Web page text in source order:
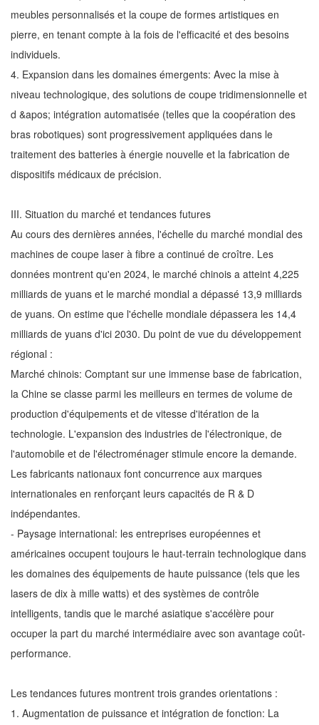
meubles personnalisés et la coupe de formes artistiques en
pierre, en tenant compte à la fois de l'efficacité et des besoins
individuels.
4. Expansion dans les domaines émergents: Avec la mise à
niveau technologique, des solutions de coupe tridimensionnelle et
d &apos; intégration automatisée (telles que la coopération des
bras robotiques) sont progressivement appliquées dans le
traitement des batteries à énergie nouvelle et la fabrication de
dispositifs médicaux de précision.
III. Situation du marché et tendances futures
Au cours des dernières années, l'échelle du marché mondial des
machines de coupe laser à fibre a continué de croître. Les
données montrent qu'en 2024, le marché chinois a atteint 4,225
milliards de yuans et le marché mondial a dépassé 13,9 milliards
de yuans. On estime que l'échelle mondiale dépassera les 14,4
milliards de yuans d'ici 2030. Du point de vue du développement
régional :
Marché chinois: Comptant sur une immense base de fabrication,
la Chine se classe parmi les meilleurs en termes de volume de
production d'équipements et de vitesse d'itération de la
technologie. L'expansion des industries de l'électronique, de
l'automobile et de l'électroménager stimule encore la demande.
Les fabricants nationaux font concurrence aux marques
internationales en renforçant leurs capacités de R & D
indépendantes.
- Paysage international: les entreprises européennes et
américaines occupent toujours le haut-terrain technologique dans
les domaines des équipements de haute puissance (tels que les
lasers de dix à mille watts) et des systèmes de contrôle
intelligents, tandis que le marché asiatique s'accélère pour
occuper la part du marché intermédiaire avec son avantage coût-
performance.
Les tendances futures montrent trois grandes orientations :
1. Augmentation de puissance et intégration de fonction: La